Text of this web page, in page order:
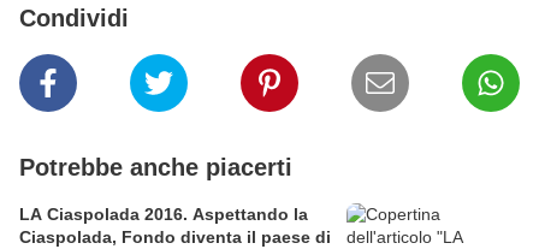
Condividi
Potrebbe anche piacerti
LA Ciaspolada 2016. Aspettando la
Ciaspolada, Fondo diventa il paese di